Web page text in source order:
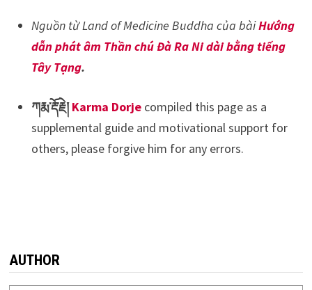
Nguồn từ Land of Medicine Buddha của bàiHướng
dẫn phát âm Thần chú Đà Ra Ni dài bằng tiếng
Tây Tạng.
ཀརྨ་རྡོ་རྗེ།Karma Dorjecompiled this page as a
supplemental guide and motivational support for
others, please forgive him for any errors.
AUTHOR